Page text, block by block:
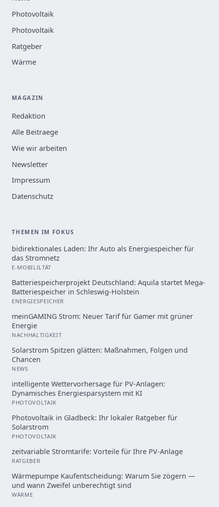
Photovoltaik
Photovoltaik
Ratgeber
Wärme
MAGAZIN
Redaktion
Alle Beitraege
Wie wir arbeiten
Newsletter
Impressum
Datenschutz
THEMEN IM FOKUS
bidirektionales Laden: Ihr Auto als Energiespeicher für
das Stromnetz
E-MOBILILTÄT
Batteriespeicherprojekt Deutschland: Aquila startet Mega-
Batteriespeicher in Schleswig-Holstein
ENERGIESPEICHER
meinGAMING Strom: Neuer Tarif für Gamer mit grüner
Energie
NACHHALTIGKEIT
Solarstrom Spitzen glätten: Maßnahmen, Folgen und
Chancen
NEWS
intelligente Wettervorhersage für PV-Anlagen:
Dynamisches Energiesparsystem mit KI
PHOTOVOLTAIK
Photovoltaik in Gladbeck: Ihr lokaler Ratgeber für
Solarstrom
PHOTOVOLTAIK
zeitvariable Stromtarife: Vorteile für Ihre PV-Anlage
RATGEBER
Wärmepumpe Kaufentscheidung: Warum Sie zögern —
und wann Zweifel unberechtigt sind
WÄRME